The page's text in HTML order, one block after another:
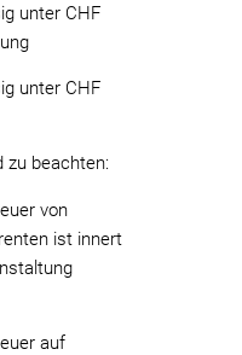
unter CHF
unter CHF
zu beachten:
von
ist innert
auf